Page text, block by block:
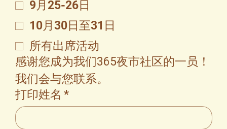
9月25-26日
10月30日至31日
所有出席活动
感谢您成为我们365夜市社区的一员！
我们会与您联系。
打印姓名 *